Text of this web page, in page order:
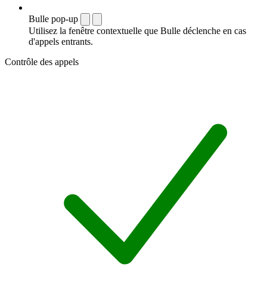
Bulle pop-up
Utilisez la fenêtre contextuelle que Bulle déclenche en cas
d'appels entrants.
Contrôle des appels